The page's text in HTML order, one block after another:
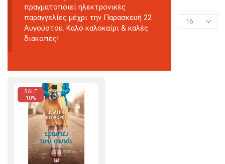
πραγματοποιεί ηλεκτρονικές
παραγγελίες μέχρι την Παρασκευή 22
Αυγούστου. Καλό καλοκαίρι & καλές
διακοπές!
SALE
10%